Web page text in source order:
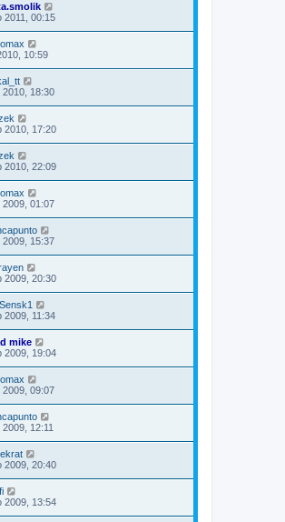
2011, 00:15
10:59
18:30
2010, 17:20
2010, 22:09
2009, 01:07
15:37
2009, 20:30
2009, 11:34
mike
2009, 19:04
2009, 09:07
12:11
2009, 20:40
2009, 13:54